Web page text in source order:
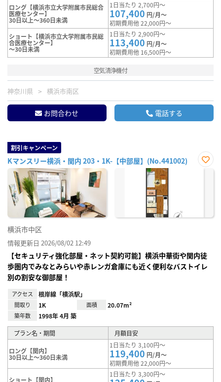
ロング【横浜市立大学附属市民総合
医療センター】
30日以上～360日未満
1日当たり 2,700円～
107,400 円/月～
初期費用他 22,000円～
ショート【横浜市立大学附属市民総
合医療センター】
～30日未満
1日当たり 2,900円～
113,400 円/月～
初期費用他 16,500円～
空気清浄機付
神奈川県 横浜市南区
お問合わせ 電話する
割引キャンペーン
Kマンスリー横浜・関内 203・1K-【中部屋】(No.441002)
お気
横浜市中区
情報更新日 2026/08/02 12:49
【セキュリティ強化部屋・ネット契約可能】横浜中華街や関内徒
歩圏内でみなとみらいや赤レンガ倉庫にも近く便利なバストイレ
別の割安な御部屋！
アクセス 根岸線「横浜駅」
間取り 1K 面積 20.07m²
築年数 1998年 4月 築
プラン名・期間 月額目安
ロング【関内】
30日以上～360日未満
1日当たり 3,100円～
119,400 円/月～
初期費用他 22,000円～
ショート【関内】
1日当たり 3,300円～